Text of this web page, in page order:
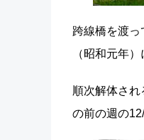
跨線橋を渡
（昭和元年
順次解体さ
の前の週の